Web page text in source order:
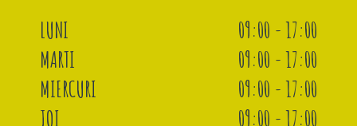
LUNI
09:00 - 17:00
MARTI
09:00 - 17:00
MIERCURI
09:00 - 17:00
JOI
09:00 - 17:00